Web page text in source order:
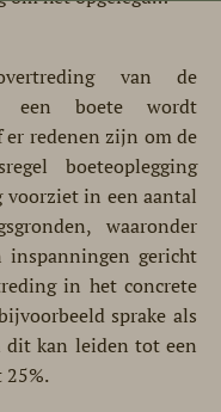
van de
een boete wordt
er redenen zijn om de
boeteoplegging
voorziet in een aantal
waaronder
inspanningen gericht
in het concrete
sprake als
dit kan leiden tot een